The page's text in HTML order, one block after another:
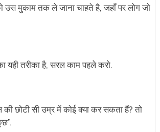
मुकाम तक ले जाना चाहते है, जहाँ पर लोग जो
तरीका है, सरल काम पहले करो.
छोटी सी उम्र में कोई क्या कर सकता हैं? तो